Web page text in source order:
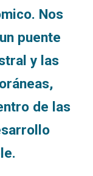
Nos
puente
y las
de las